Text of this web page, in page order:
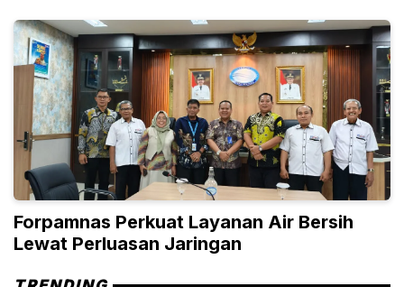
Forpamnas Perkuat Layanan Air Bersih
Lewat Perluasan Jaringan